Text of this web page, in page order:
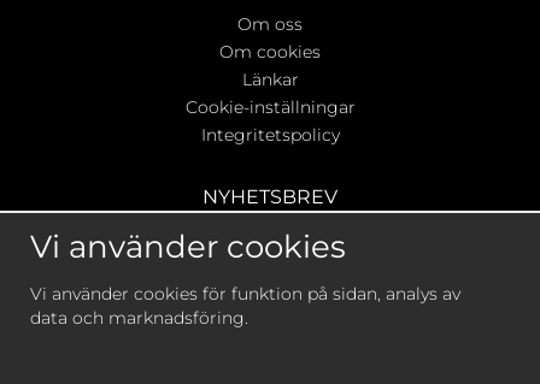
Om oss
Om cookies
Länkar
Cookie-inställningar
Integritetspolicy
NYHETSBREV
Ta del av våra bästa erbjudanden & nyheter!
De uppgifter du matar in kommer endast användas till
Vi använder cookies
Vi använder cookies för funktion på sidan, analys av
data och marknadsföring.